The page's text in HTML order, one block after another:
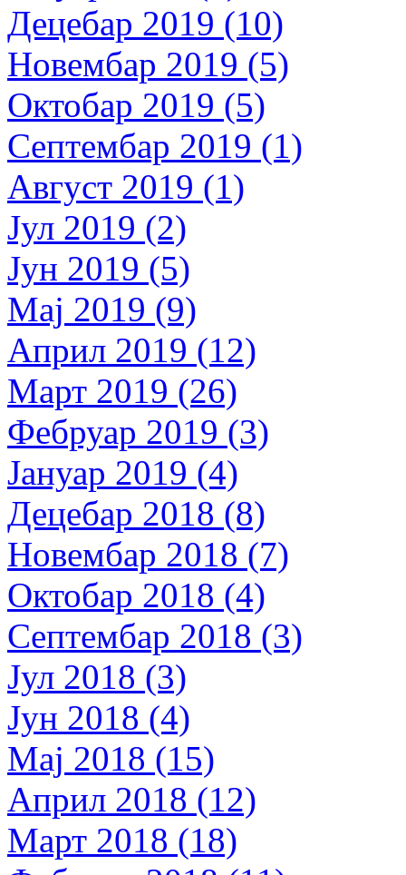
Децебар 2019 (10)
Новембар 2019 (5)
Октобар 2019 (5)
Септембар 2019 (1)
Август 2019 (1)
Јул 2019 (2)
Јун 2019 (5)
Мај 2019 (9)
Април 2019 (12)
Март 2019 (26)
Фебруар 2019 (3)
Јануар 2019 (4)
Децебар 2018 (8)
Новембар 2018 (7)
Октобар 2018 (4)
Септембар 2018 (3)
Јул 2018 (3)
Јун 2018 (4)
Мај 2018 (15)
Април 2018 (12)
Март 2018 (18)